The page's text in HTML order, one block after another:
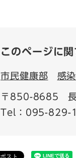
このページに
市民健康部 感
〒850-8685
Tel：095-829-